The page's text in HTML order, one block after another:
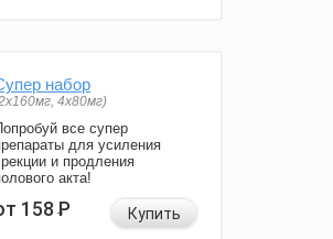
набор
4х80мг)
все супер
для усиления
и продления
акта!
158Р Купить